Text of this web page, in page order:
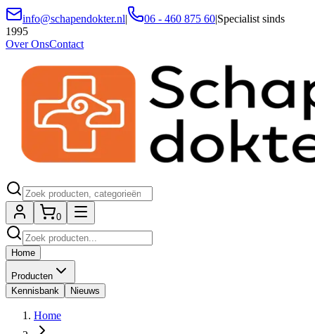
info@schapendokter.nl| 06 - 460 875 60|Specialist sinds
1995
Over OnsContact
0
Home
Producten
Kennisbank
Nieuws
Home